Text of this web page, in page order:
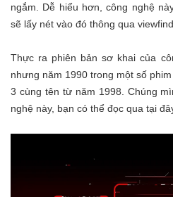
ngắm. Dễ hiểu hơn, công nghệ
sẽ lấy nét vào đó thông qua
Thực ra phiên bản sơ khai của
nhưng năm 1990 trong một số
3 cùng tên từ năm 1998. Chúng
nghệ này, bạn có thể đọc qua tại